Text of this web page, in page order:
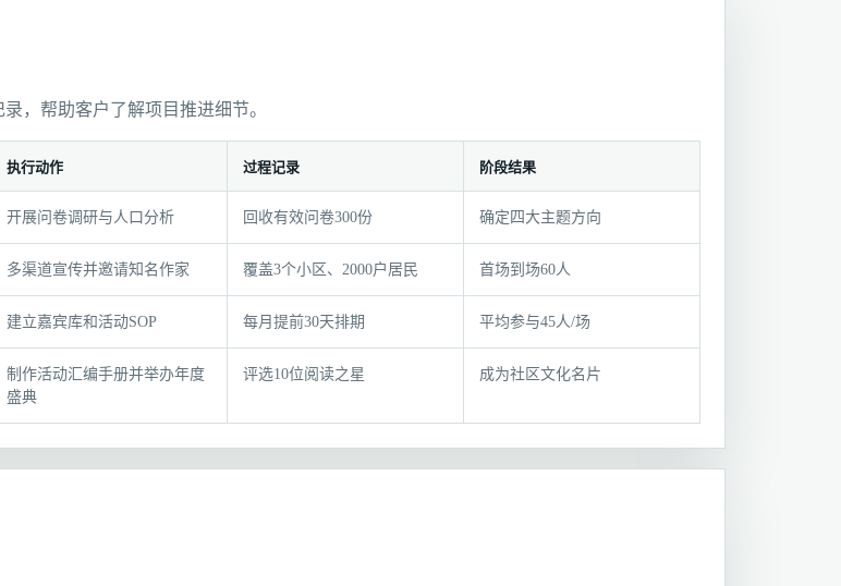
，帮助客户了解项目推进细节。
执行动作 过程记录 阶段结果
开展问卷调研与人口分析 回收有效问卷300份 确定四大主题方向
多渠道宣传并邀请知名作家 覆盖3个小区、2000户居民 首场到场60人
建立嘉宾库和活动SOP 每月提前30天排期 平均参与45人/场
制作活动汇编手册并举办年度
盛典
评选10位阅读之星 成为社区文化名片